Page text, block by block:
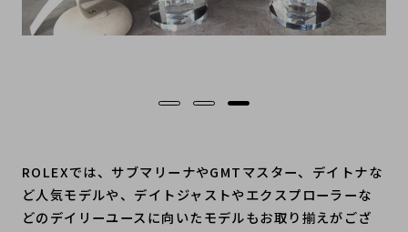
ROLEXでは、サブマリーナやGMTマスター、デイトナな
ど人気モデルや、デイトジャストやエクスプローラーな
どのデイリーユースに向いたモデルもお取り揃えがござ